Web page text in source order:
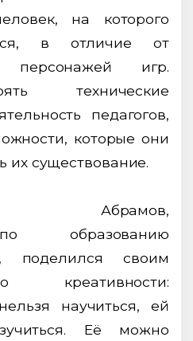
на которого
в отличие от
персонажей игр.
технические
педагогов,
которые они
их существование.
Абрамов,
образованию
поделился своим
научиться, ей
Её можно